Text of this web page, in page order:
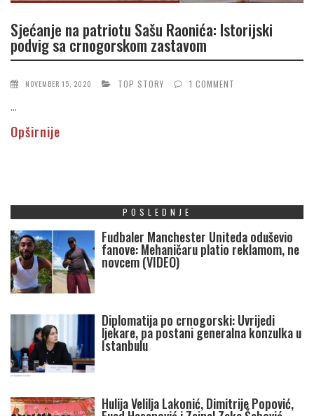
Sjećanje na patriotu Sašu Raonića: Istorijski
podvig sa crnogorskom zastavom
NOVEMBER 15, 2020 TOP STORY 1 COMMENT
...
Opširnije
POSLEDNJE
Fudbaler Manchester Uniteda oduševio
fanove: Mehaničaru platio reklamom, ne
novcem (VIDEO)
Diplomatija po crnogorski: Uvrijedi
ljekare, pa postani generalna konzulka u
Istanbulu
Hulija Velilja Lakonić, Dimitrije Popović,